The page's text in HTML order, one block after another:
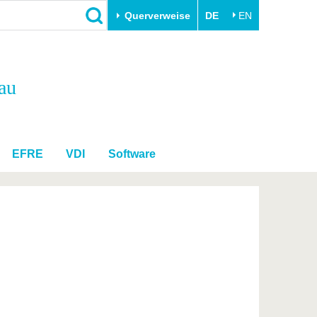
Querverweise DE EN
Innovative Transferprojekte
Sport & Gesundheit
BTU & Region erleben
EFRE VDI Software